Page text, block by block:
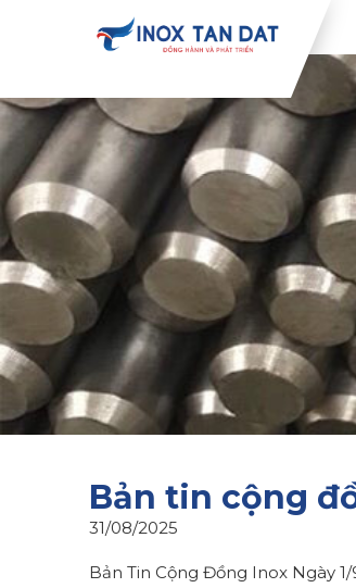
Bản tin cộng
31/08/2025
Bản Tin Cộng Đồng Inox Ngày